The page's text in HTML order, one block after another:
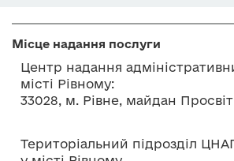
в
м
Місце надання послуги
Центр надання
місті Рівному:
33028, м. Рівне, майдан
Територіальний підрозділ